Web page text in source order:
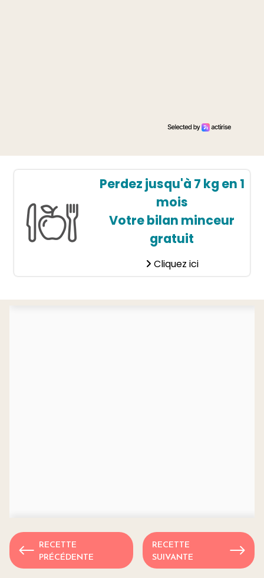
Perdez jusqu'à 7 kg en 1
mois
Votre bilan minceur
gratuit
Cliquez ici
RECETTE
PRÉCÉDENTE
RECETTE
SUIVANTE